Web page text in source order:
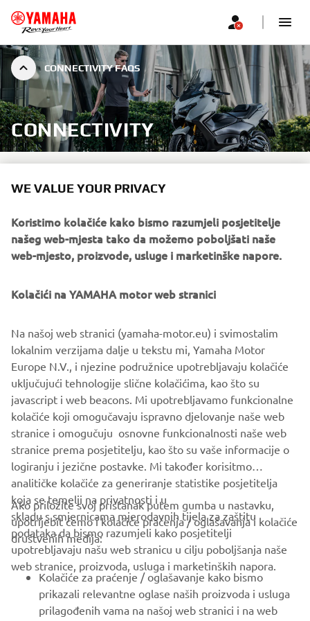
CONNECTIVITY FAQS
CONNECTIVITY
Select a relevant topic below to find answers with ease.
General
Login
Pairing
Riding Log
Other
CORPORATE
FOR BUSINESS
MORE YAMAHA
WE VALUE YOUR PRIVACY
Koristimo kolačiće kako bismo razumjeli posjetitelje
našeg web-mjesta tako da možemo poboljšati naše
web-mjesto, proizvode, usluge i marketinške napore.
Kolačići na YAMAHA motor web stranici
Na našoj web stranici (yamaha-motor.eu) i svimostalim
lokalnim verzijama dalje u tekstu mi, Yamaha Motor
Europe N.V., i njezine podružnice upotrebljavaju kolačiće
uključujući tehnologije slične kolačićima, kao što su
javascript i web beacons. Mi upotrebljavamo funkcionalne
kolačiće koji omogučavaju ispravno djelovanje naše web
stranice i omogučuju osnovne funkcionalnosti naše web
stranice prema posjetitelju, kao što su vaše informacije o
logiranju i jezične postavke. Mi također korisitmo
analitičke kolačiće za generiranje statistike posjetitelja
koja se temelji na privatnosti i u
skladu s smjernicama mjerodavnih tijela za zaštitu
podataka da bismo razumjeli kako posjetitelji
upotrebljavaju našu web stranicu u cilju poboljšanja naše
web stranice, proizvoda, usluga i marketinških napora.
Ako priložite svoj pristanak putem gumba u nastavku,
upotrijebit ćemo i kolačiće praćenja / oglašavanja i kolačiće
društvenih medija:
Kolačiće za praćenje / oglašavanje kako bismo
prikazali relevantne oglase naših proizvoda i usluga
prilagođenih vama na našoj web stranici i na web